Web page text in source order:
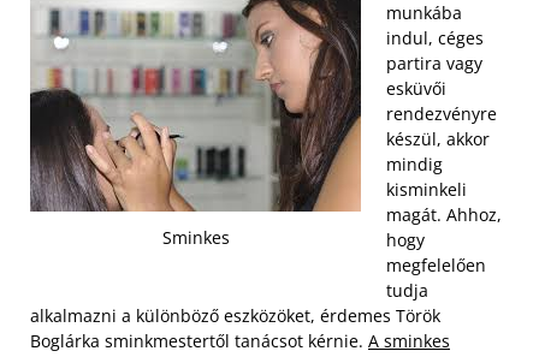
Sminkes
munkába
indul, céges
partira vagy
esküvői
rendezvényre
készül, akkor
mindig
kisminkeli
magát. Ahhoz,
hogy
megfelelően
tudja
alkalmazni a különböző eszközöket, érdemes Török
Boglárka sminkmestertől tanácsot kérnie. A sminkes